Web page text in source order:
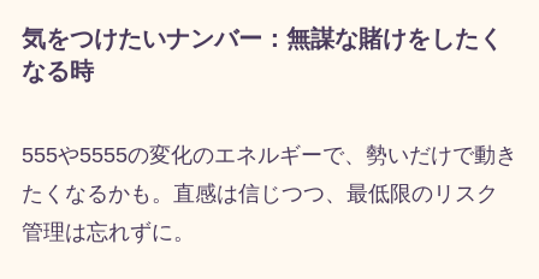
気をつけたいナンバー：無謀な賭けをしたく
なる時
555や5555の変化のエネルギーで、勢いだけで動き
たくなるかも。直感は信じつつ、最低限のリスク
管理は忘れずに。